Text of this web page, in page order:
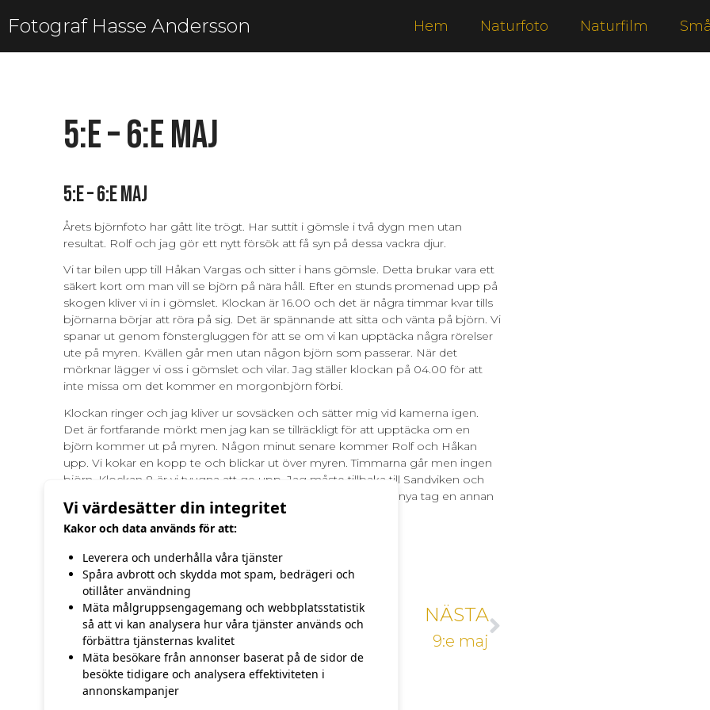
Fotograf Hasse Andersson Hem Naturfoto Naturfilm
5:e – 6:e maj
5:e – 6:e maj
Årets björnfoto har gått lite trögt. Har suttit i gömsle i två dygn men utan
resultat. Rolf och jag gör ett nytt försök att få syn på dessa vackra djur.
Vi tar bilen upp till Håkan Vargas och sitter i hans gömsle. Detta brukar vara ett
säkert kort om man vill se björn på nära håll. Efter en stunds promenad upp på
skogen kliver vi in i gömslet. Klockan är 16.00 och det är några timmar kvar tills
björnarna börjar att röra på sig. Det är spännande att sitta och vänta på björn. Vi
spanar ut genom fönstergluggen för att se om vi kan upptäcka några rörelser
ute på myren. Kvällen går men utan någon björn som passerar. När det
mörknar lägger vi oss i gömslet och vilar. Jag ställer klockan på 04.00 för att
inte missa om det kommer en morgonbjörn förbi.
Klockan ringer och jag kliver ur sovsäcken och sätter mig vid kamerna igen.
Det är fortfarande mörkt men jag kan se tillräckligt för att upptäcka om en
björn kommer ut på myren. Någon minut senare kommer Rolf och Håkan
upp. Vi kokar en kopp te och blickar ut över myren. Timmarna går men ingen
björn. Klockan 8 är vi tvugna att ge upp. Jag måste tillbaka till Sandviken och
hålla ett Box & Kick pass på Sandbacka Hälsocenter. Vi får ta nya tag en annan
dag.
/Hasse Andersson
FÖREGÅENDE
3:e – 4:e maj
NÄSTA
9:e maj
Vi värdesätter din integritet
Kakor och data används för att:
Leverera och underhålla våra tjänster
Spåra avbrott och skydda mot spam, bedrägeri och
otillåter användning
Mäta målgruppsengagemang och webbplatsstatistik
så att vi kan analysera hur våra tjänster används och
förbättra tjänsternas kvalitet
Mäta besökare från annonser baserat på de sidor de
besökte tidigare och analysera effektiviteten i
annonskampanjer